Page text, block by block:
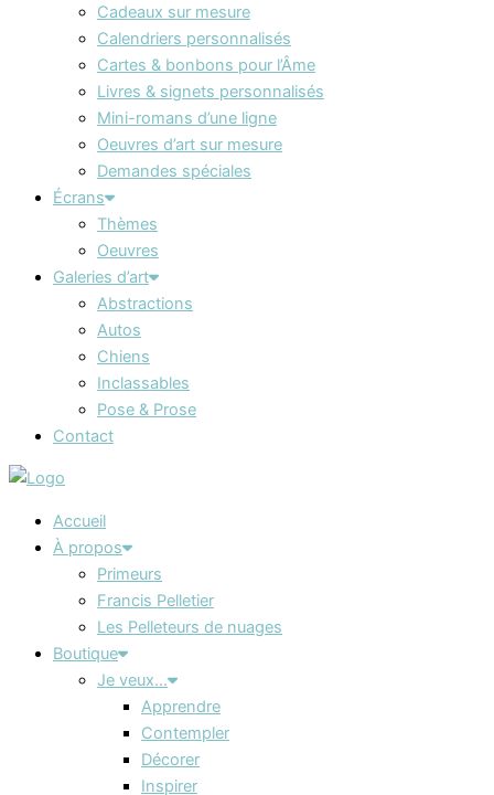
Cadeaux sur mesure
Calendriers personnalisés
Cartes & bonbons pour l’Âme
Livres & signets personnalisés
Mini-romans d’une ligne
Oeuvres d’art sur mesure
Demandes spéciales
Écrans
Thèmes
Oeuvres
Galeries d’art
Abstractions
Autos
Chiens
Inclassables
Pose & Prose
Contact
Accueil
À propos
Primeurs
Francis Pelletier
Les Pelleteurs de nuages
Boutique
Je veux…
Apprendre
Contempler
Décorer
Inspirer